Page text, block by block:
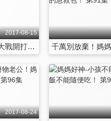
2017-08-15
阿嬤亂入！婆媳大戰開打！ 第90集
2017-08-24